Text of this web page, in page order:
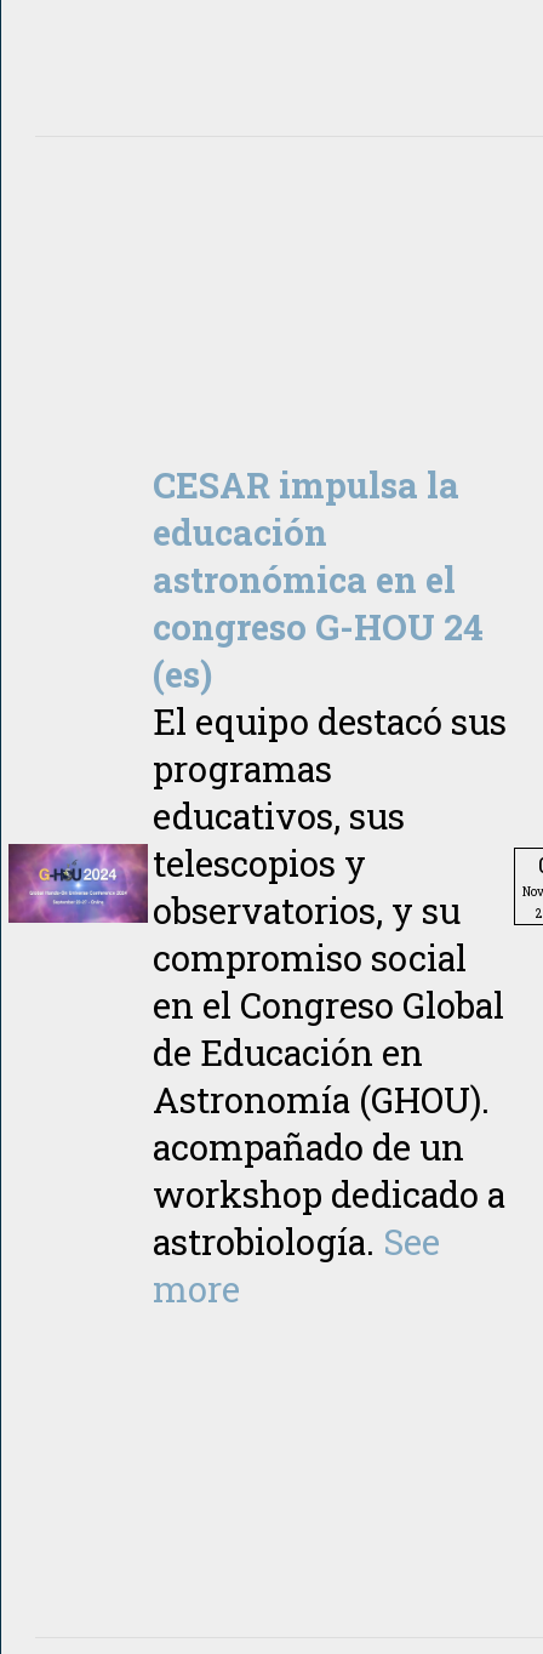
CESAR impulsa la
educación
astronómica en el
congreso G-HOU 24
(es)
El equipo destacó sus
programas
educativos, sus
telescopios y
observatorios, y su
compromiso social
en el Congreso Global
de Educación en
Astronomía (GHOU).
acompañado de un
workshop dedicado a
astrobiología. See
more